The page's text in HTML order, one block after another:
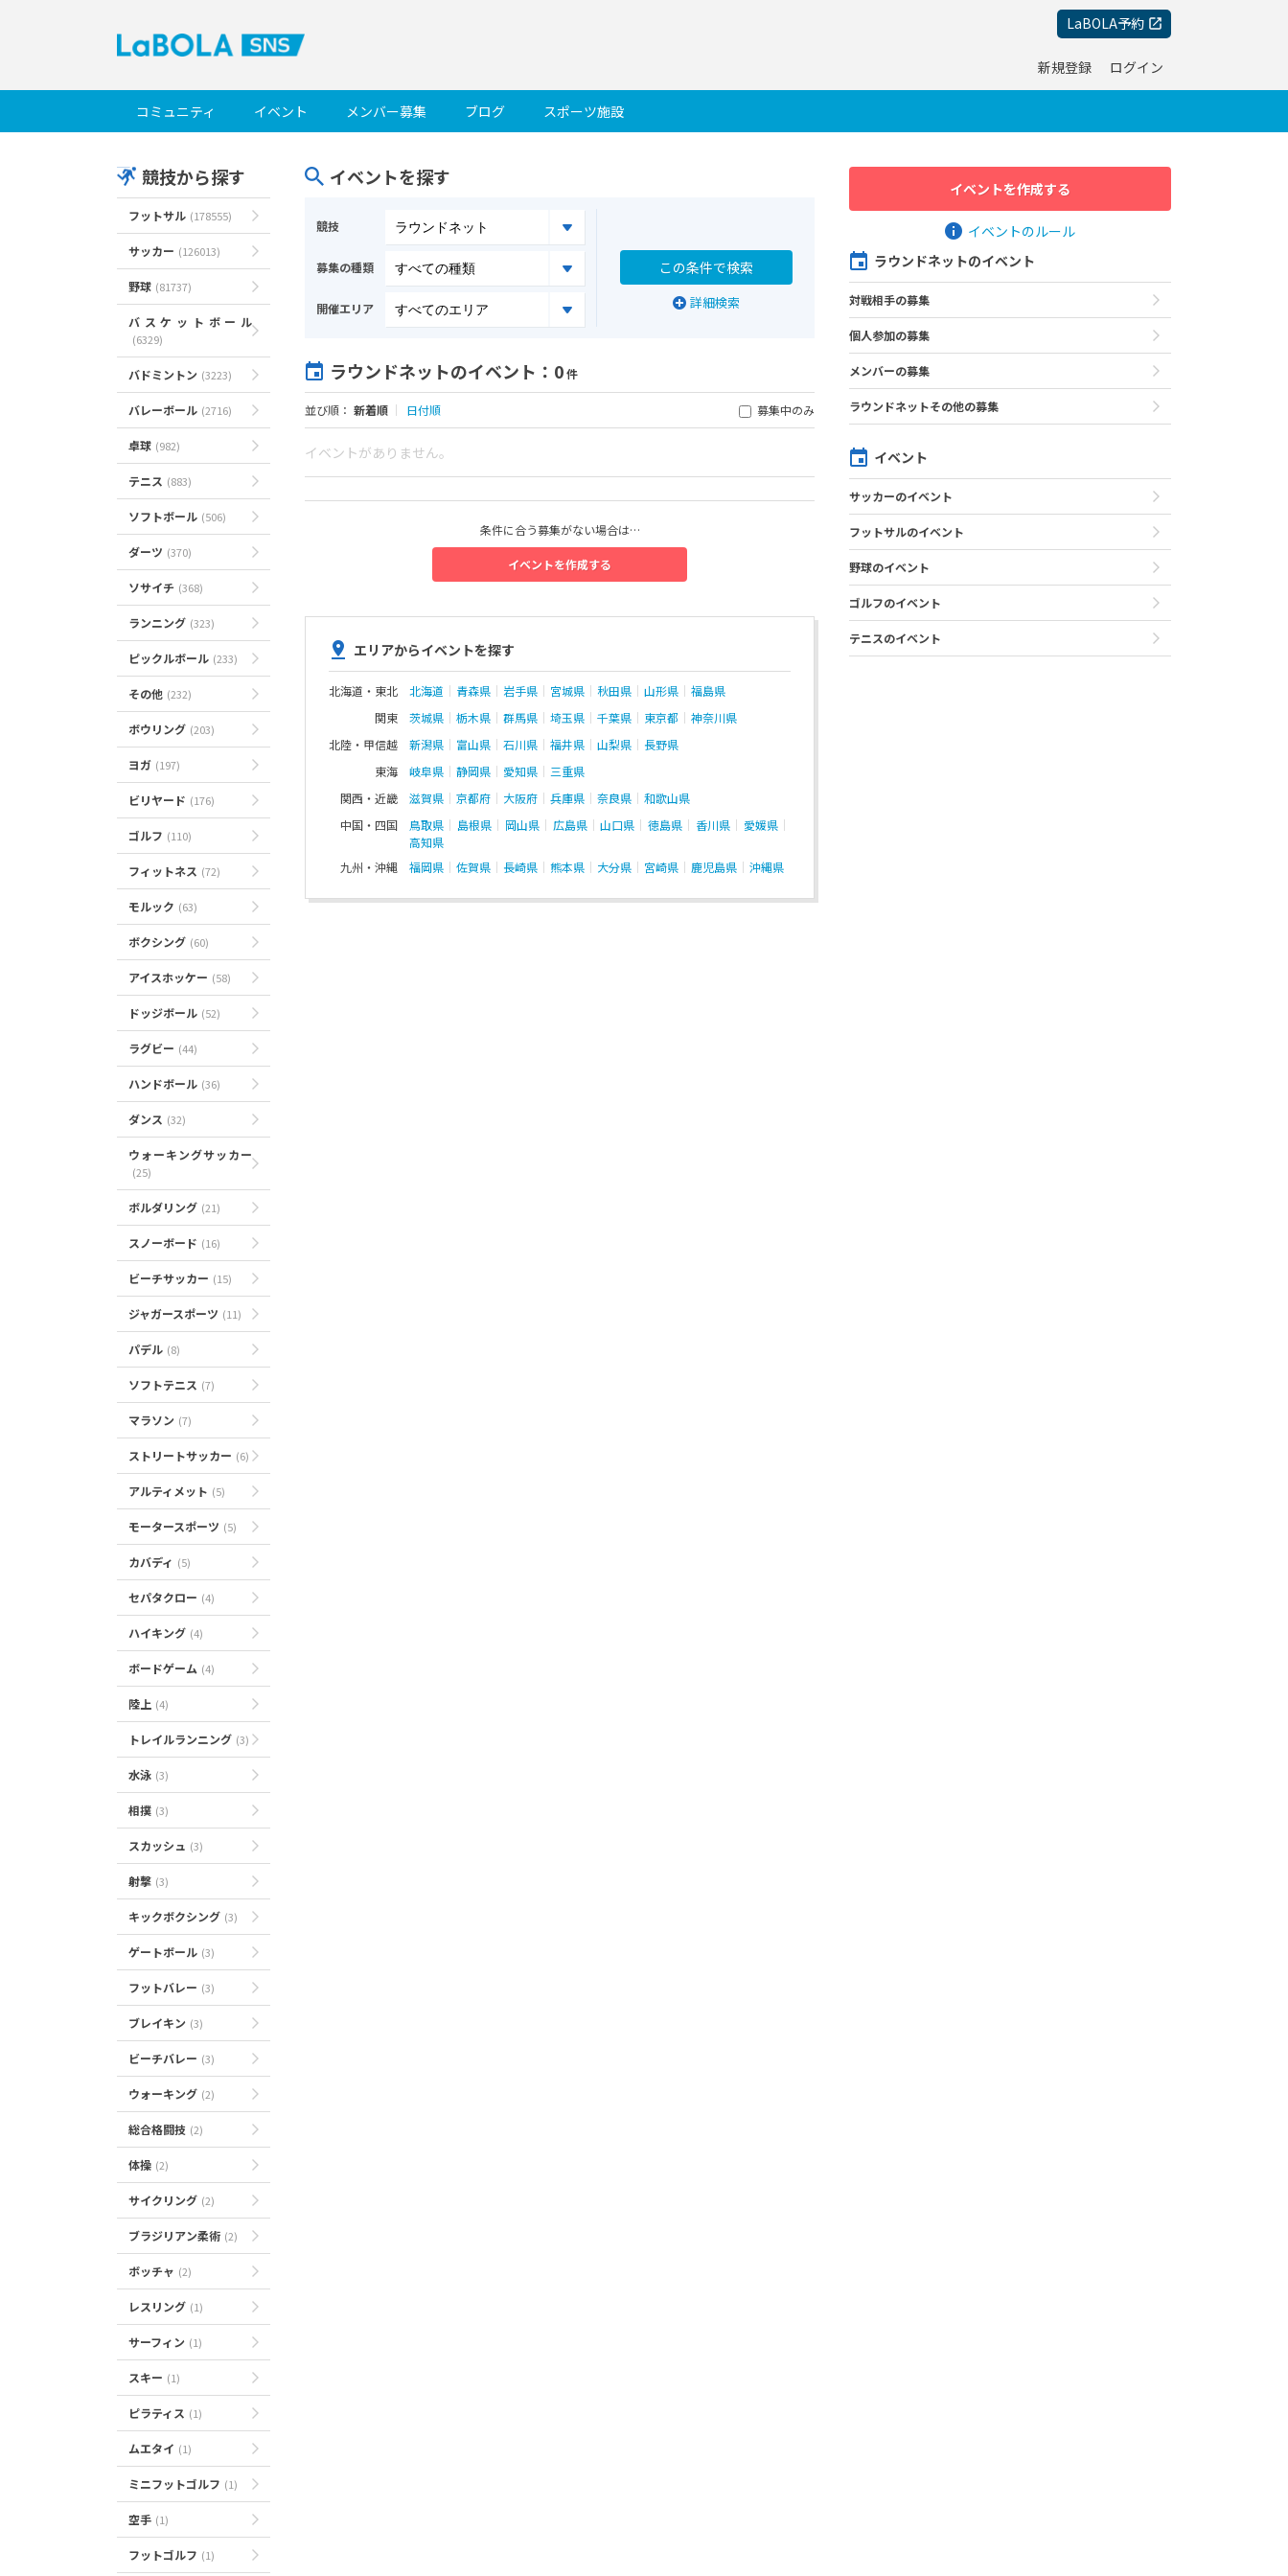
LaBOLA予約
新規登録 ログイン
コミュニティ イベント メンバー募集 ブログ スポーツ施設
競技から探す
フットサル (178555)
サッカー (126013)
野球 (81737)
バスケットボール
(6329)
バドミントン (3223)
バレーボール (2716)
卓球 (982)
テニス (883)
ソフトボール (506)
ダーツ (370)
ソサイチ (368)
ランニング (323)
ピックルボール (233)
その他 (232)
ボウリング (203)
ヨガ (197)
ビリヤード (176)
ゴルフ (110)
フィットネス (72)
モルック (63)
ボクシング (60)
アイスホッケー (58)
ドッジボール (52)
ラグビー (44)
ハンドボール (36)
ダンス (32)
ウォーキングサッカー
(25)
ボルダリング (21)
スノーボード (16)
ビーチサッカー (15)
ジャガースポーツ (11)
パデル (8)
ソフトテニス (7)
マラソン (7)
ストリートサッカー (6)
アルティメット (5)
モータースポーツ (5)
カバディ (5)
セパタクロー (4)
ハイキング (4)
ボードゲーム (4)
陸上 (4)
トレイルランニング (3)
水泳 (3)
相撲 (3)
スカッシュ (3)
射撃 (3)
キックボクシング (3)
ゲートボール (3)
フットバレー (3)
ブレイキン (3)
ビーチバレー (3)
ウォーキング (2)
総合格闘技 (2)
体操 (2)
サイクリング (2)
ブラジリアン柔術 (2)
ボッチャ (2)
レスリング (1)
サーフィン (1)
スキー (1)
ピラティス (1)
ムエタイ (1)
ミニフットゴルフ (1)
空手 (1)
フットゴルフ (1)
イベントを探す
競技
募集の種類
開催エリア 詳細検索
ラウンドネットのイベント ：0件
並び順： 新着順 ｜ 日付順 募集中のみ
イベントがありません。
条件に合う募集がない場合は…
イベントを作成する
エリアからイベントを探す
北海道・東北 北海道 青森県 岩手県 宮城県 秋田県 山形県
福島県
関東
茨城県 栃木県 群馬県 埼玉県 千葉県 東京都
神奈川県
北陸・甲信越
新潟県 富山県 石川県 福井県 山梨県
長野県
東海
岐阜県 静岡県 愛知県
三重県
関西・近畿
滋賀県 京都府 大阪府 兵庫県 奈良県
和歌山県
中国・四国
鳥取県 島根県 岡山県 広島県 山口県 徳島県 香川県
愛媛県
高知県
九州・沖縄
福岡県 佐賀県 長崎県 熊本県 大分県 宮崎県 鹿児島県 沖縄県
イベントを作成する
イベントのルール
ラウンドネットのイベント
対戦相手の募集
個人参加の募集
メンバーの募集
ラウンドネットその他の募集
イベント
サッカーのイベント
フットサルのイベント
野球のイベント
ゴルフのイベント
テニスのイベント